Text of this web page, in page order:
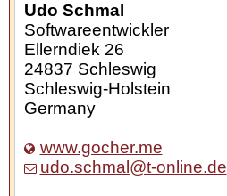
Udo Schmal
Softwareentwickler
Ellerndiek 26
24837 Schleswig
Schleswig-Holstein
Germany
www.gocher.me
udo.schmal@t-online.de